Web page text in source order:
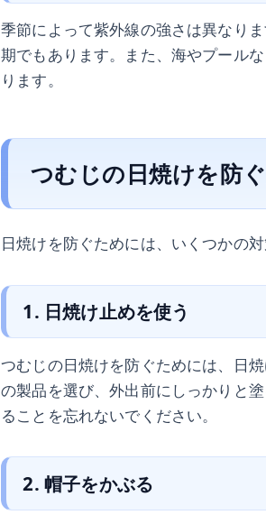
季節によって紫外線の強さは異なり
期でもあります。また、海やプール
ります。
つむじの日焼けを防
日焼けを防ぐためには、いくつかの
1. 日焼け止めを使う
つむじの日焼けを防ぐためには、日
の製品を選び、外出前にしっかりと
ることを忘れないでください。
2. 帽子をかぶる